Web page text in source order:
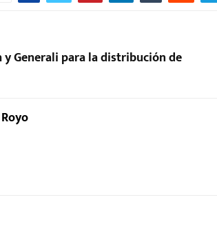
y Generali para la distribución de